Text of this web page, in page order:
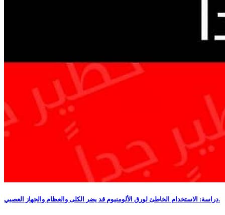
دراسة: الاستخدام الخاطئ لورق الألومنيوم قد يضر الكلى والعظام والجهاز العصبي.